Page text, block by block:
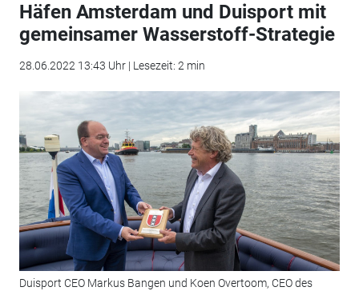
Häfen Amsterdam und Duisport mit
gemeinsamer Wasserstoff-Strategie
28.06.2022 13:43 Uhr | Lesezeit: 2 min
Duisport CEO Markus Bangen und Koen Overtoom, CEO des